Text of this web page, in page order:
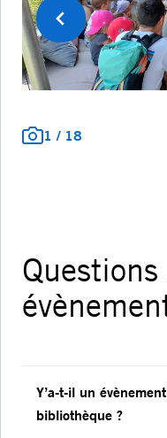
1 / 18
Précédent
Y’a-t-il un
bibliothèque ?